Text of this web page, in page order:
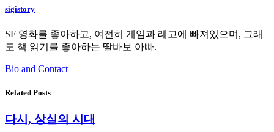
sigistory
SF 영화를 좋아하고, 여전히 게임과 레고에 빠져있으며, 그래
도 책 읽기를 좋아하는 딸바보 아빠.
Bio and Contact
Related Posts
다시, 상실의 시대